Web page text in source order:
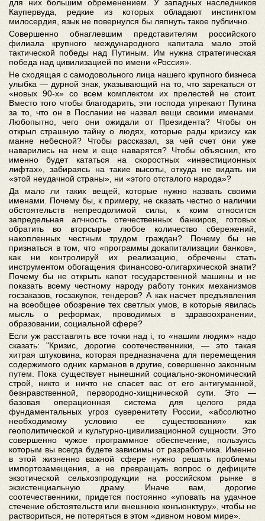
для них большим обременением. У западных наследников
Каупервуда, редкие из которых обладают инстинктом
милосердия, язык не повернулся бы ляпнуть такое публично.
Совершенно обнаглевшим представителям российского
филиала крупного международного капитала мало этой
тактической победы над Путиным. Им нужна стратегическая
победа над цивилизацией по имени «Россия».
Не сходящая с самодовольного лица нашего крупного бизнеса
улыбка — дурной знак, указывающий на то, что зарекаться от
«новых 90-х» со всем комплектом их прелестей не стоит.
Вместо того чтобы благодарить, эти господа упрекают Путина
за то, что он в Послании не назвал вещи своими именами.
Любопытно, чего они ожидали от Президента? Чтобы он
открыл страшную тайну о людях, которые рады кризису как
манне небесной? Чтобы рассказал, за чей счет они уже
наварились на нем и еще наварятся? Чтобы объяснил, кто
именно будет кататься на скоростных «инвестиционных
лифтах», забираясь на такие высоты, откуда не видать ни
«этой неудачной страны», ни «этого отсталого народа»?
Да мало ли таких вещей, которые нужно назвать своими
именами. Почему бы, к примеру, не сказать честно о наличии
обстоятельств непреодолимой силы, к коим относится
запредельная алчность отечественных банкиров, готовых
обратить во вторсырье любое количество сбережений,
накопленных честным трудом граждан? Почему бы не
признаться в том, что «программы докапитализации банков»,
как ни контролируй их реализацию, обречены стать
инструментом обогащения финансово-олигархической знати?
Почему бы не открыть капот государственной машины и не
показать всему честному народу работу тонких механизмов
госзаказов, госзакупок, тендеров? А как насчет предъявления
на всеобщее обозрение тех светлых умов, в которые явилась
мысль о реформах, проводимых в здравоохранении,
образовании, социальной сфере?
Если уж расставлять все точки над i, то «нашим людям» надо
сказать: "Кризис, дорогие соотечественники, — это такая
хитрая штуковина, которая предназначена для перемещения
содержимого одних карманов в другие, совершенно законным
путем. Пока существует нынешний социально-экономический
строй, никто и ничто не спасет вас от его антигуманной,
безнравственной, первородно-хищнической сути. Это —
базовая операционная система для целого ряда
фундаментальных угроз суверенитету России, «абсолютно
необходимому условию ее существования» как
геополитической и культурно-цивилизационной сущности. Это
совершенно чужое программное обеспечение, пользуясь
которым вы всегда будете зависимы от разработчика. Именно
в этой жизненно важной сфере нужно решать проблемы
импортозамещения, а не превращать вопрос о дефиците
экзотической сельхозпродукции на российском рынке в
экзистенциальную драму. Иначе вам, дорогие
соотечественники, придется постоянно «уповать на удачное
стечение обстоятельств или внешнюю конъюнктуру», чтобы не
раствориться, не потеряться в этом «дивном новом мире».